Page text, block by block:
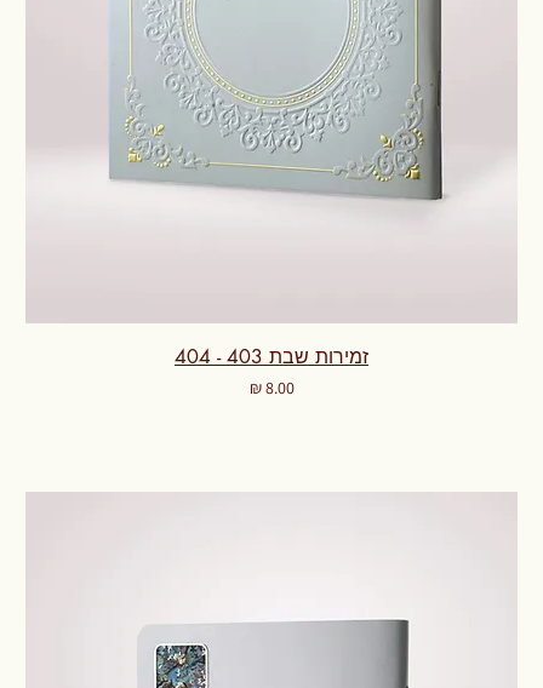
זמירות שבת 403 - 404
מחיר‏8.00 ‏₪